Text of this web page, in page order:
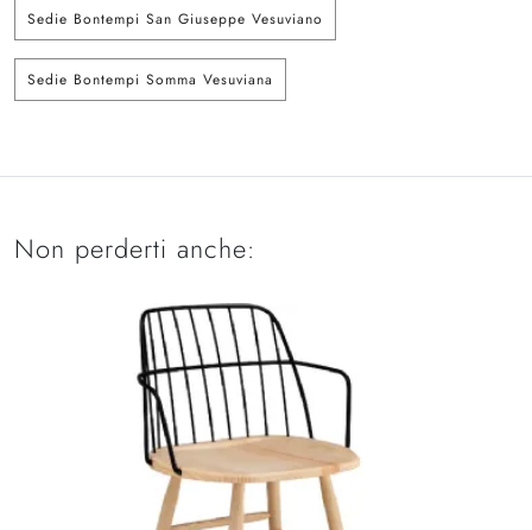
Sedie Bontempi San Giuseppe Vesuviano
Sedie Bontempi Somma Vesuviana
Non perderti anche: